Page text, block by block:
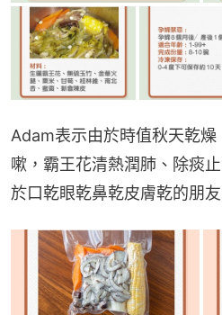
Adam表示由於時值秋天乾
嗽，霸王花清熱潤肺、除痰
於口乾眼乾鼻乾皮膚乾的朋友